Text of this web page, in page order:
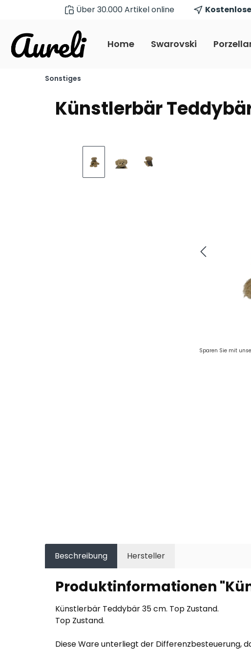
Zur Hauptnavigation springen
Über 30.000 Artikel online
Home Swarovski
Sonstiges
Künstlerbär
Sparen Sie mit
Beschreibung Hersteller
Produktinformationen
Künstlerbär Teddybär 35 cm. Top Zustand.
Top Zustand.
Diese Ware unterliegt der Differenzbesteuerung,